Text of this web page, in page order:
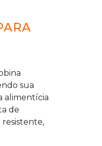
sua
alimentícia
de